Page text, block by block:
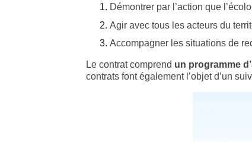
Démontrer par l’action que
Agir avec tous les acteurs du
Accompagner les situations de
Le contrat comprend un programme
contrats font également l’objet d’un